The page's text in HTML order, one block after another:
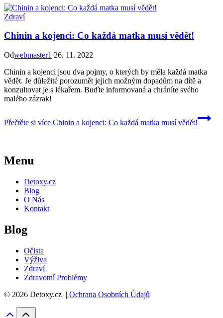
Zdraví
Chinin a kojenci: Co každá matka musí vědět!
Odwebmaster1 26. 11. 2022
Chinin a kojenci jsou dva pojmy, o kterých by měla každá matka
vědět. Je důležité porozumět jejich možným dopadům na dítě a
konzultovat je s lékařem. Buďte informovaná a chráníte svého
malého zázrak!
Přečtěte si více Chinin a kojenci: Co každá matka musí vědět!
Menu
Detoxy.cz
Blog
O Nás
Kontakt
Blog
Očista
Výživa
Zdraví
Zdravotní Problémy
© 2026 Detoxy.cz | Ochrana Osobních Údajů